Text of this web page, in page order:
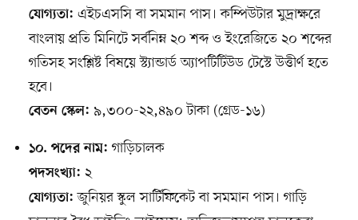
যোগ্যতা: এইচএসসি বা সমমান পাস। কম্পিউটার মুদ্রাক্ষরে
বাংলায় প্রতি মিনিটে সর্বনিম্ন ২০ শব্দ ও ইংরেজিতে ২০ শব্দের
গতিসহ সংশ্লিষ্ট বিষয়ে স্ট্যান্ডার্ড অ্যাপটিটিউড টেস্টে উত্তীর্ণ হতে
হবে।
বেতন স্কেল: ৯,৩০০-২২,৪৯০ টাকা (গ্রেড-১৬)
১০. পদের নাম: গাড়িচালক
পদসংখ্যা: ২
যোগ্যতা: জুনিয়র স্কুল সার্টিফিকেট বা সমমান পাস। গাড়ি